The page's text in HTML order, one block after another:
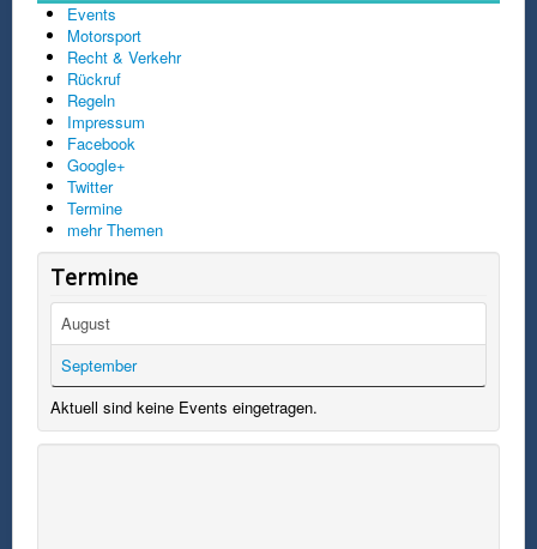
Events
Motorsport
Recht & Verkehr
Rückruf
Regeln
Impressum
Facebook
Google+
Twitter
Termine
mehr Themen
Termine
August
September
Aktuell sind keine Events eingetragen.